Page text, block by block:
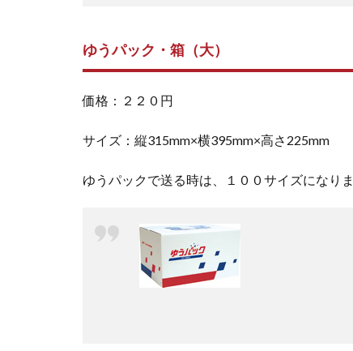
ゆうパック・箱（大）
価格：２２０円
サイズ：縦315mm×横395mm×高さ225mm
ゆうパックで送る時は、１００サイズになりま